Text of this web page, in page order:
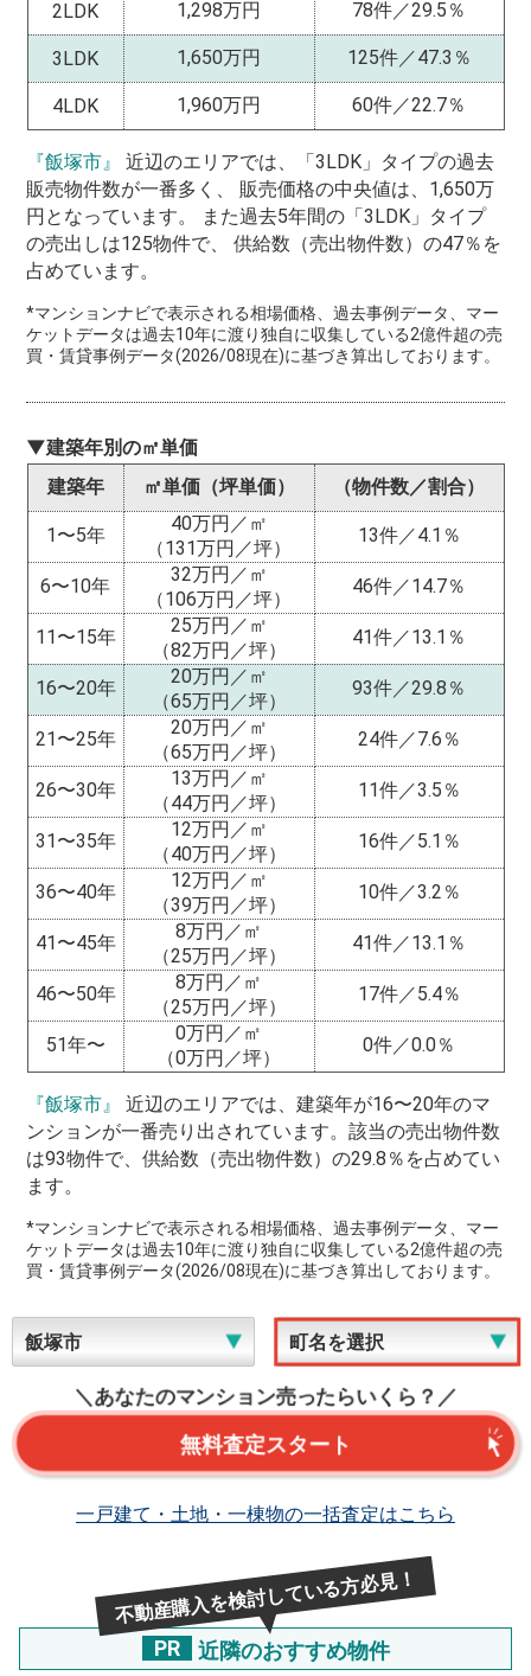
2LDK 1,298万円 78件／29.5％
3LDK 1,650万円 125件／47.3％
4LDK 1,960万円 60件／22.7％
『飯塚市』
近辺のエリアでは、「3LDK」タイプの過去
販売物件数が一番多く、 販売価格の中央値は、1,650万
円となっています。 また過去5年間の「3LDK」タイプ
の売出しは125物件で、 供給数（売出物件数）の47％を
占めています。
*マンションナビで表示される相場価格、過去事例データ、マー
ケットデータは過去10年に渡り独自に収集している2億件超の売
買・賃貸事例データ(2026/08現在)に基づき算出しております。
▼建築年別の㎡単価
建築年
㎡単価（坪単価） （物件数／割合）
1〜5年
40万円／㎡
（131万円／坪）
13件／4.1％
6〜10年
32万円／㎡
（106万円／坪）
46件／14.7％
11〜15年
25万円／㎡
（82万円／坪）
41件／13.1％
16〜20年
20万円／㎡
（65万円／坪）
93件／29.8％
21〜25年
20万円／㎡
（65万円／坪）
24件／7.6％
26〜30年
13万円／㎡
（44万円／坪）
11件／3.5％
31〜35年
12万円／㎡
（40万円／坪）
16件／5.1％
36〜40年
12万円／㎡
（39万円／坪）
10件／3.2％
41〜45年
8万円／㎡
（25万円／坪）
41件／13.1％
46〜50年
8万円／㎡
（25万円／坪）
17件／5.4％
51年〜
0万円／㎡
（0万円／坪）
0件／0.0％
『飯塚市』
近辺のエリアでは、建築年が16〜20年のマ
ンションが一番売り出されています。該当の売出物件数
は93物件で、供給数（売出物件数）の29.8％を占めてい
ます。
*マンションナビで表示される相場価格、過去事例データ、マー
ケットデータは過去10年に渡り独自に収集している2億件超の売
買・賃貸事例データ(2026/08現在)に基づき算出しております。
＼あなたのマンション売ったらいくら？／
無料査定スタート
一戸建て・土地・一棟物の一括査定はこちら
不動産購入を検討している方必見！
PR 近隣のおすすめ物件